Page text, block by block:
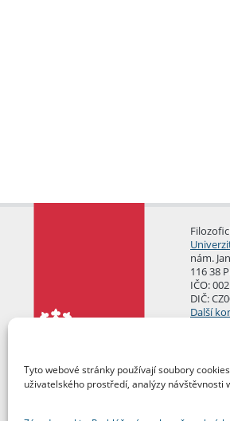
Tyto webové stránky používají soubory
uživatelského prostředí, analýzy
nám.
116 38
IČO:
DIČ:
Další